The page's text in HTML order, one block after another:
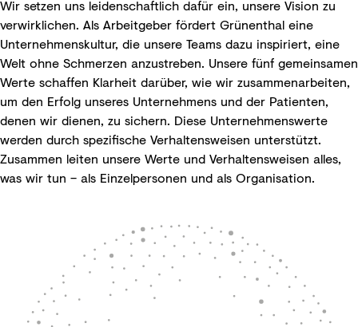
Wir setzen uns leidenschaftlich dafür ein, unsere Vision zu
verwirklichen. Als Arbeitgeber fördert Grünenthal eine
Unternehmenskultur, die unsere Teams dazu inspiriert, eine
Welt ohne Schmerzen anzustreben. Unsere fünf gemeinsamen
Werte schaffen Klarheit darüber, wie wir zusammenarbeiten,
um den Erfolg unseres Unternehmens und der Patienten,
denen wir dienen, zu sichern. Diese Unternehmenswerte
werden durch spezifische Verhaltensweisen unterstützt.
Zusammen leiten unsere Werte und Verhaltensweisen alles,
was wir tun – als Einzelpersonen und als Organisation.